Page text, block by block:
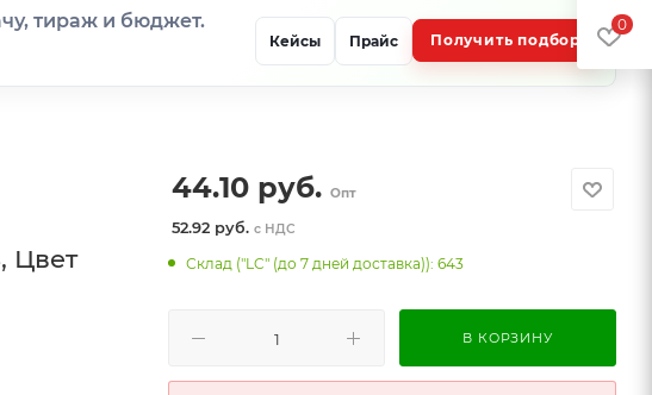
тираж и бюджет.
Кейсы Прайс Получить подбор
Цвет
44.10 руб. Опт
52.92 руб.с НДС
Склад ("LC" (до 7 дней доставка)): 643
В КОРЗИНУ
0